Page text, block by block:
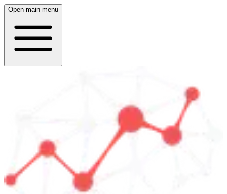
Open main menu